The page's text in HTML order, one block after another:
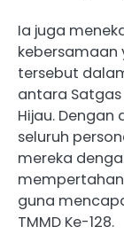
Ia juga
kebersamaan
tersebut
antara Satgas
Hijau.
seluruh
mereka
guna
TMMD Ke-128.